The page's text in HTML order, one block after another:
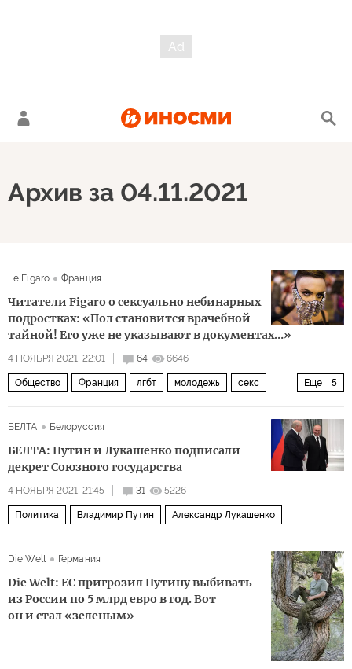
Архив за 04.11.2021
Le Figaro Франция
Читатели Figaro о сексуально небинарных
подростках: «Пол становится врачебной
тайной! Его уже не указывают в документах…»
4 НОЯБРЯ 2021, 22:01 64 6646
Еще 5
Общество Франция лгбт молодежь секс
БЕЛТА Белоруссия
БЕЛТА: Путин и Лукашенко подписали
декрет Союзного государства
4 НОЯБРЯ 2021, 21:45 31 5226
Политика Владимир Путин Александр Лукашенко
Die Welt Германия
Die Welt: ЕС пригрозил Путину выбивать
из России по 5 млрд евро в год. Вот
он и стал «зеленым»